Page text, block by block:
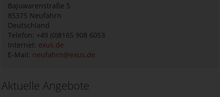
Bajuwarenstraße 5
85375 Neufahrn
Deutschland
Telefon: +49 (0)8165 908 6053
Internet: exus.de
E-Mail: neufahrn@exus.de
Aktuelle Angebote